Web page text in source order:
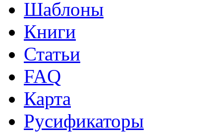
Шаблоны
Книги
Статьи
FAQ
Карта
Русификаторы